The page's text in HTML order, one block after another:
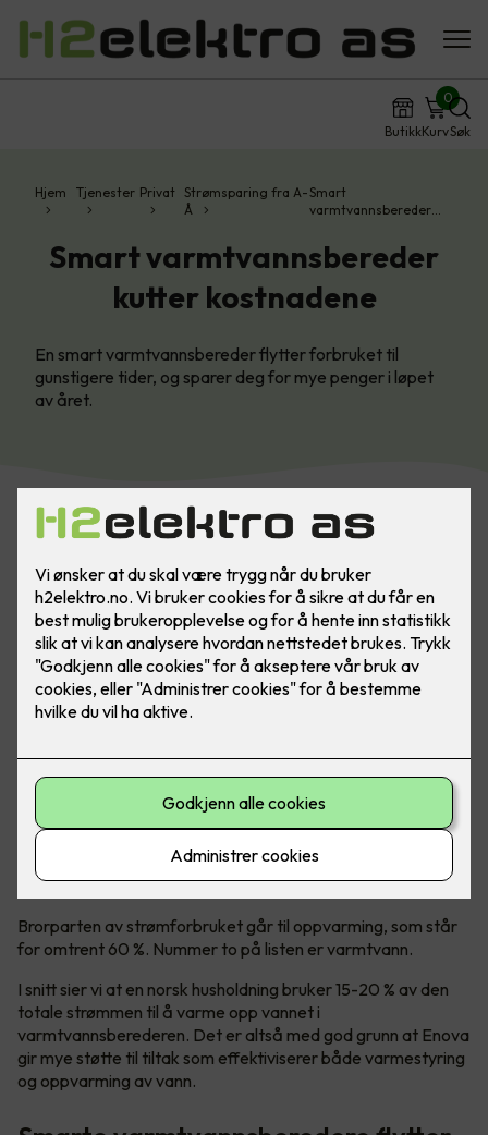
ButikkKurv
0
Søk
Hjem Tjenester Privat Strømsparing fra A-
Å
Smart
varmtvannsbereder…
Smart varmtvannsbereder
kutter kostnadene
En smart varmtvannsbereder flytter forbruket til
gunstigere tider, og sparer deg for mye penger i løpet
av året.
Styring av «dumme varmtvannsberedere» har blitt en
naturlig del av smart strømsparing.
Varmtvann er nummer to på
kostnadslisten
Brorparten av strømforbruket går til oppvarming, som står
for omtrent 60 %. Nummer to på listen er varmtvann.
I snitt sier vi at en norsk husholdning bruker 15-20 % av den
totale strømmen til å varme opp vannet i
varmtvannsberederen. Det er altså med god grunn at Enova
gir mye støtte til tiltak som effektiviserer både varmestyring
og oppvarming av vann.